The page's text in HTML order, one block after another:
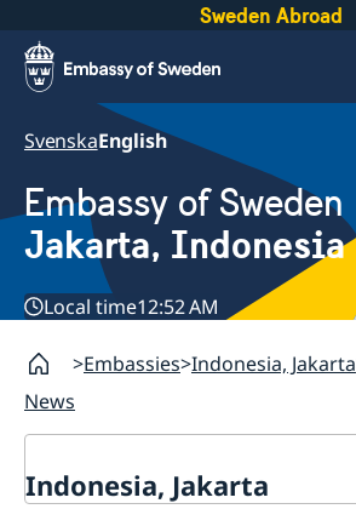
Sweden Abroad
SvenskaEnglish
Embassy of Sweden
Jakarta, Indonesia
Local time12:52 AM
Embassies Indonesia, Jakarta
News
Indonesia, Jakarta